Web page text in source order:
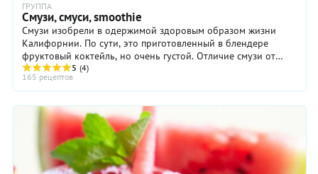
ГРУППА
Смузи, смуси, smoothie
Смузи изобрели в одержимой здоровым образом жизни
Калифорнии. По сути, это приготовленный в блендере
фруктовый коктейль, но очень густой. Отличие смузи от
обычного коктейля в том, что готовится оно не ...
5 (4)
165 рецептов